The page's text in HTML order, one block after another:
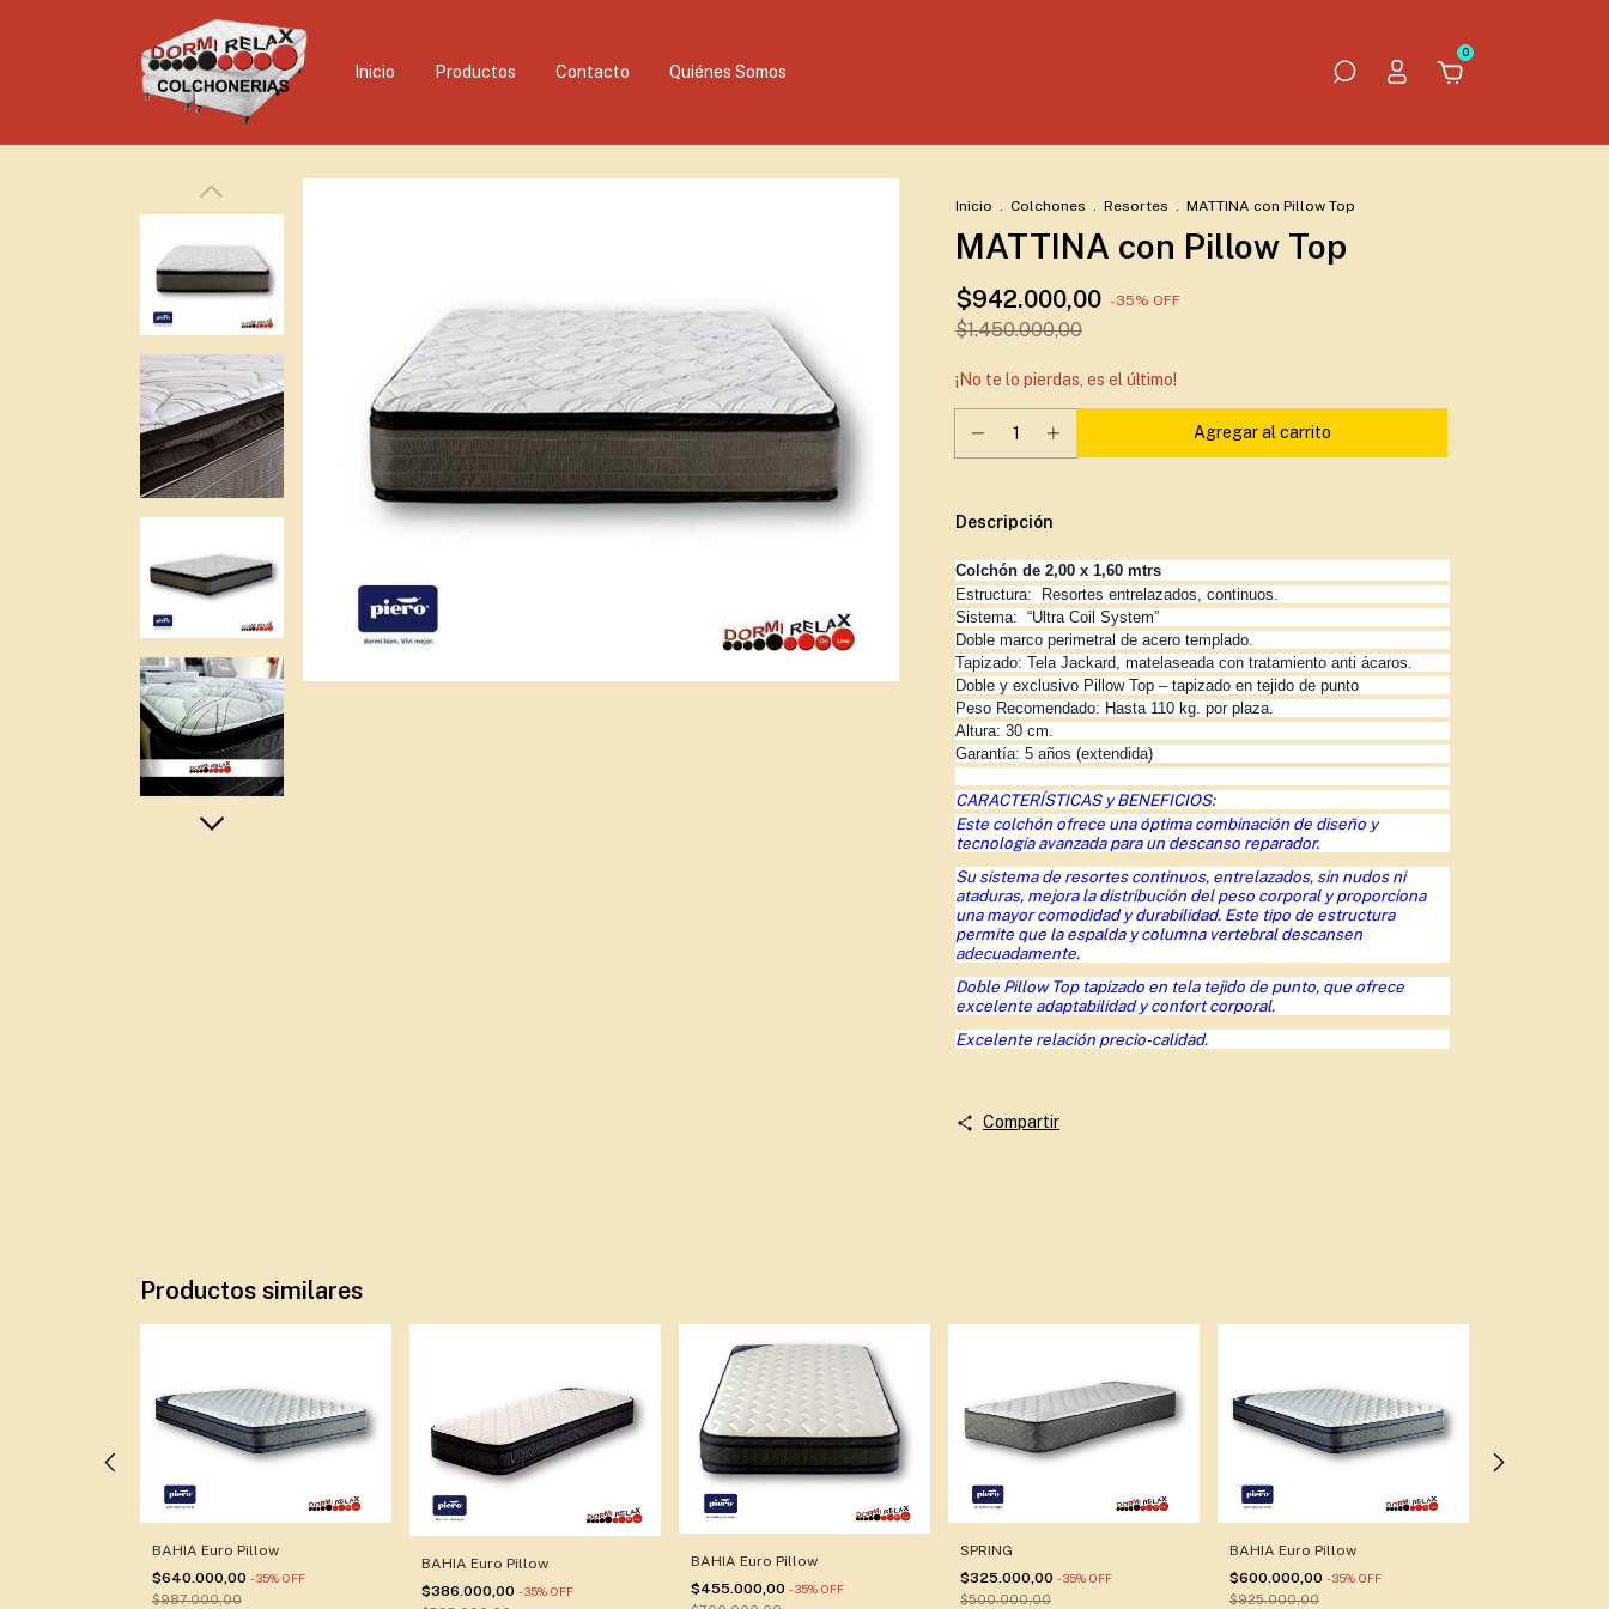
Inicio Productos Contacto Quiénes Somos
0
Inicio . Colchones . Resortes . MATTINA con Pillow Top
MATTINA con Pillow Top
$942.000,00 -35% OFF
$1.450.000,00
¡No te lo pierdas, es el último!
Descripción
Colchón de 2,00 x 1,60 mtrs
Estructura: Resortes entrelazados, continuos.
Sistema: “Ultra Coil System”
Doble marco perimetral de acero templado.
Tapizado: Tela Jackard, matelaseada con tratamiento anti ácaros.
Doble y exclusivo Pillow Top – tapizado en tejido de punto
Peso Recomendado: Hasta 110 kg. por plaza.
Altura: 30 cm.
Garantía: 5 años (extendida)
CARACTERÍSTICAS y BENEFICIOS:
Este colchón ofrece una óptima combinación de diseño y
tecnología avanzada para un descanso reparador.
Su sistema de resortes continuos, entrelazados, sin nudos ni
ataduras, mejora la distribución del peso corporal y proporciona
una mayor comodidad y durabilidad. Este tipo de estructura
permite que la espalda y columna vertebral descansen
adecuadamente.
Doble Pillow Top tapizado en tela tejido de punto, que ofrece
excelente adaptabilidad y confort corporal.
Excelente relación precio-calidad.
Compartir
Productos similares
BAHIA Euro Pillow
$640.000,00 -35% OFF
$987.000,00
BAHIA Euro Pillow
$386.000,00 -35% OFF
BAHIA Euro Pillow
$455.000,00 -35% OFF
SPRING
$325.000,00 -35% OFF
$500.000,00
BAHIA Euro Pillow
$600.000,00 -35% OFF
$925.000,00